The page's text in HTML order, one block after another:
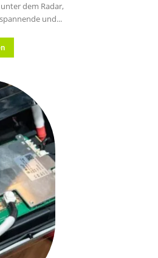
dem Radar,
und...